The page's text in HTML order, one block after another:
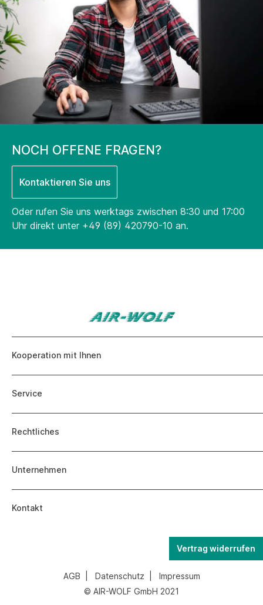
Downloads
Über uns
NOCH OFFENE FRAGEN?
Kontaktieren Sie uns
Oder rufen Sie uns werktags zwischen 8:30 und 17:00
Uhr direkt unter +49 (89) 420790-10 an.
Kooperation mit Ihnen
Service
Rechtliches
Unternehmen
Kontakt
Vertrag widerrufen
AGB Datenschutz
Impressum
© AIR-WOLF GmbH 2021